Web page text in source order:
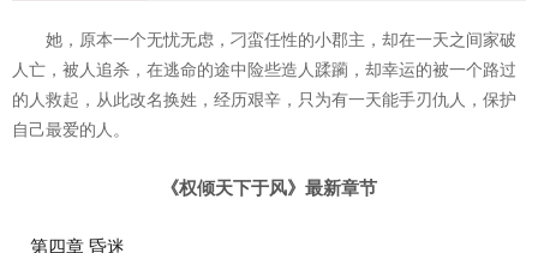
她，原本一个无忧无虑，刁蛮任性的小郡主，却在一天之间家破
人亡，被人追杀，在逃命的途中险些造人蹂躏，却幸运的被一个路过
的人救起，从此改名换姓，经历艰辛，只为有一天能手刃仇人，保护
自己最爱的人。
《权倾天下于风》最新章节
第四章 昏迷